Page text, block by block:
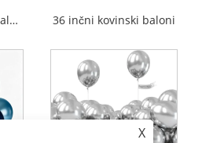
10-palčni kovinski baloni iz lateksa 36 inčni kovinski baloni
X